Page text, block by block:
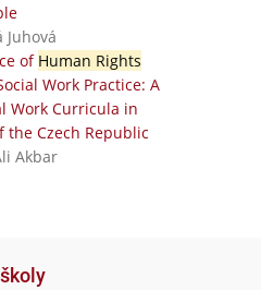
Juhová
of Human Rights
Work Practice: A
Work Curricula in
the Czech Republic
Akbar